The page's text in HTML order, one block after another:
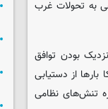
به تحولات غرب
بودن توافق
از دستیابی
تنش‌های نظامی